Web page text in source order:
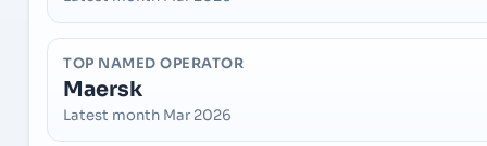
TOP NAMED OPERATOR
Maersk
Latest month Mar 2026